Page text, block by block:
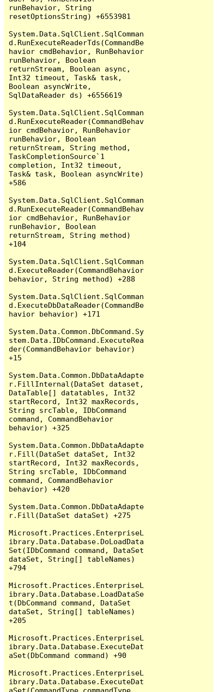
runBehavior, String
resetOptionsString) +6553981
System.Data.SqlClient.SqlComman
d.RunExecuteReaderTds(CommandBe
havior cmdBehavior, RunBehavior
runBehavior, Boolean
returnStream, Boolean async,
Int32 timeout, Task& task,
Boolean asyncWrite,
SqlDataReader ds) +6556619
System.Data.SqlClient.SqlComman
d.RunExecuteReader(CommandBehav
ior cmdBehavior, RunBehavior
runBehavior, Boolean
returnStream, String method,
TaskCompletionSource`1
completion, Int32 timeout,
Task& task, Boolean asyncWrite)
+586
System.Data.SqlClient.SqlComman
d.RunExecuteReader(CommandBehav
ior cmdBehavior, RunBehavior
runBehavior, Boolean
returnStream, String method)
+104
System.Data.SqlClient.SqlComman
d.ExecuteReader(CommandBehavior
behavior, String method) +288
System.Data.SqlClient.SqlComman
d.ExecuteDbDataReader(CommandBe
havior behavior) +171
System.Data.Common.DbCommand.Sy
stem.Data.IDbCommand.ExecuteRea
der(CommandBehavior behavior)
+15
System.Data.Common.DbDataAdapte
r.FillInternal(DataSet dataset,
DataTable[] datatables, Int32
startRecord, Int32 maxRecords,
String srcTable, IDbCommand
command, CommandBehavior
behavior) +325
System.Data.Common.DbDataAdapte
r.Fill(DataSet dataSet, Int32
startRecord, Int32 maxRecords,
String srcTable, IDbCommand
command, CommandBehavior
behavior) +420
System.Data.Common.DbDataAdapte
r.Fill(DataSet dataSet) +275
Microsoft.Practices.EnterpriseL
ibrary.Data.Database.DoLoadData
Set(IDbCommand command, DataSet
dataSet, String[] tableNames)
+794
Microsoft.Practices.EnterpriseL
ibrary.Data.Database.LoadDataSe
t(DbCommand command, DataSet
dataSet, String[] tableNames)
+205
Microsoft.Practices.EnterpriseL
ibrary.Data.Database.ExecuteDat
aSet(DbCommand command) +90
Microsoft.Practices.EnterpriseL
ibrary.Data.Database.ExecuteDat
aSet(CommandType commandType,